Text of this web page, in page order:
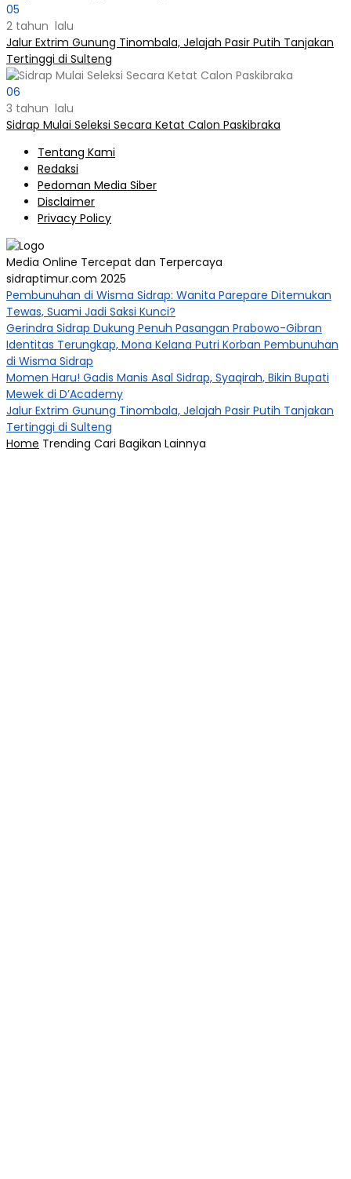
05
2 tahun lalu
Jalur Extrim Gunung Tinombala, Jelajah Pasir Putih Tanjakan
Tertinggi di Sulteng
06
3 tahun lalu
Sidrap Mulai Seleksi Secara Ketat Calon Paskibraka
Tentang Kami
Redaksi
Pedoman Media Siber
Disclaimer
Privacy Policy
Media Online Tercepat dan Terpercaya
sidraptimur.com 2025
Pembunuhan di Wisma Sidrap: Wanita Parepare Ditemukan
Tewas, Suami Jadi Saksi Kunci?
Gerindra Sidrap Dukung Penuh Pasangan Prabowo-Gibran
Identitas Terungkap, Mona Kelana Putri Korban Pembunuhan
di Wisma Sidrap
Momen Haru! Gadis Manis Asal Sidrap, Syaqirah, Bikin Bupati
Mewek di D’Academy​
Jalur Extrim Gunung Tinombala, Jelajah Pasir Putih Tanjakan
Tertinggi di Sulteng
Home Trending Cari Bagikan Lainnya